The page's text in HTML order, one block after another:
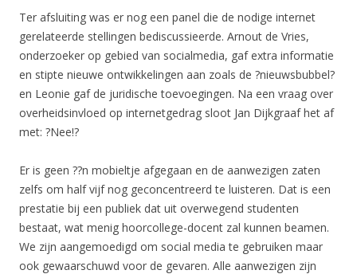
Ter afsluiting was er nog een panel die de nodige internet
gerelateerde stellingen bediscussieerde. Arnout de Vries,
onderzoeker op gebied van socialmedia, gaf extra informatie
en stipte nieuwe ontwikkelingen aan zoals de ?nieuwsbubbel?
en Leonie gaf de juridische toevoegingen. Na een vraag over
overheidsinvloed op internetgedrag sloot Jan Dijkgraaf het af
met: ?Nee!?
Er is geen ??n mobieltje afgegaan en de aanwezigen zaten
zelfs om half vijf nog geconcentreerd te luisteren. Dat is een
prestatie bij een publiek dat uit overwegend studenten
bestaat, wat menig hoorcollege-docent zal kunnen beamen.
We zijn aangemoedigd om social media te gebruiken maar
ook gewaarschuwd voor de gevaren. Alle aanwezigen zijn